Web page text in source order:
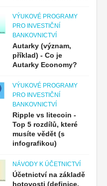
VÝUKOVÉ PROGRAMY
PRO INVESTIČNÍ
BANKOVNICTVÍ
Autarky (význam,
příklad) - Co je
Autarky Economy?
VÝUKOVÉ PROGRAMY
PRO INVESTIČNÍ
BANKOVNICTVÍ
Ripple vs litecoin -
Top 5 rozdílů, které
musíte vědět (s
infografikou)
NÁVODY K ÚČETNICTVÍ
Účetnictví na základě
hotovosti (definice,